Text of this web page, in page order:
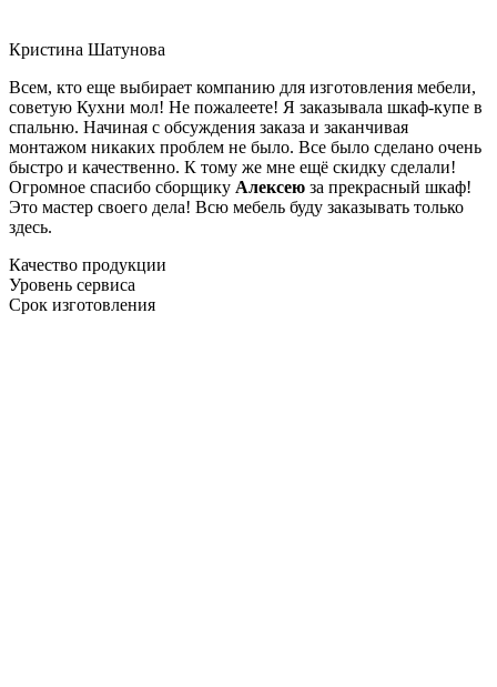
Кристина Шатунова
Всем, кто еще выбирает компанию для изготовления мебели,
советую Кухни мол! Не пожалеете! Я заказывала шкаф-купе в
спальню. Начиная с обсуждения заказа и заканчивая
монтажом никаких проблем не было. Все было сделано очень
быстро и качественно. К тому же мне ещё скидку сделали!
Огромное спасибо сборщику Алексею за прекрасный шкаф!
Это мастер своего дела! Всю мебель буду заказывать только
здесь.
Качество продукции
Уровень сервиса
Срок изготовления